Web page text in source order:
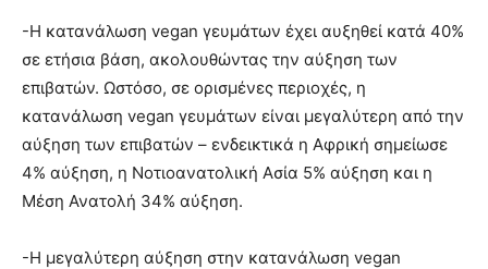
-Η κατανάλωση vegan γευμάτων έχει αυξηθεί κατά 40%
σε ετήσια βάση, ακολουθώντας την αύξηση των
επιβατών. Ωστόσο, σε ορισμένες περιοχές, η
κατανάλωση vegan γευμάτων είναι μεγαλύτερη από την
αύξηση των επιβατών – ενδεικτικά η Αφρική σημείωσε
4% αύξηση, η Νοτιοανατολική Ασία 5% αύξηση και η
Μέση Ανατολή 34% αύξηση.
-Η μεγαλύτερη αύξηση στην κατανάλωση vegan